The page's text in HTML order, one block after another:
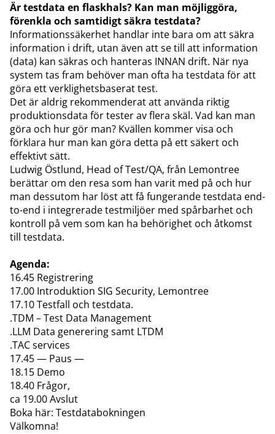
Är testdata en flaskhals? Kan man möjliggöra,
förenkla och samtidigt säkra testdata?
Informationssäkerhet handlar inte bara om att säkra
information i drift, utan även att se till att information
(data) kan säkras och hanteras INNAN drift. När nya
system tas fram behöver man ofta ha testdata för att
göra ett verklighetsbaserat test.
Det är aldrig rekommenderat att använda riktig
produktionsdata för tester av flera skäl. Vad kan man
göra och hur gör man? Kvällen kommer visa och
förklara hur man kan göra detta på ett säkert och
effektivt sätt.
Ludwig Östlund, Head of Test/QA, från Lemontree
berättar om den resa som han varit med på och hur
man dessutom har löst att få fungerande testdata end-
to-end i integrerade testmiljöer med spårbarhet och
kontroll på vem som kan ha behörighet och åtkomst
till testdata.
Agenda:
16.45 Registrering
17.00 Introduktion SIG Security, Lemontree
17.10 Testfall och testdata.
.TDM – Test Data Management
.LLM Data generering samt LTDM
.TAC services
17.45 — Paus —
18.15 Demo
18.40 Frågor,
ca 19.00 Avslut
Boka här: Testdatabokningen
Välkomna!